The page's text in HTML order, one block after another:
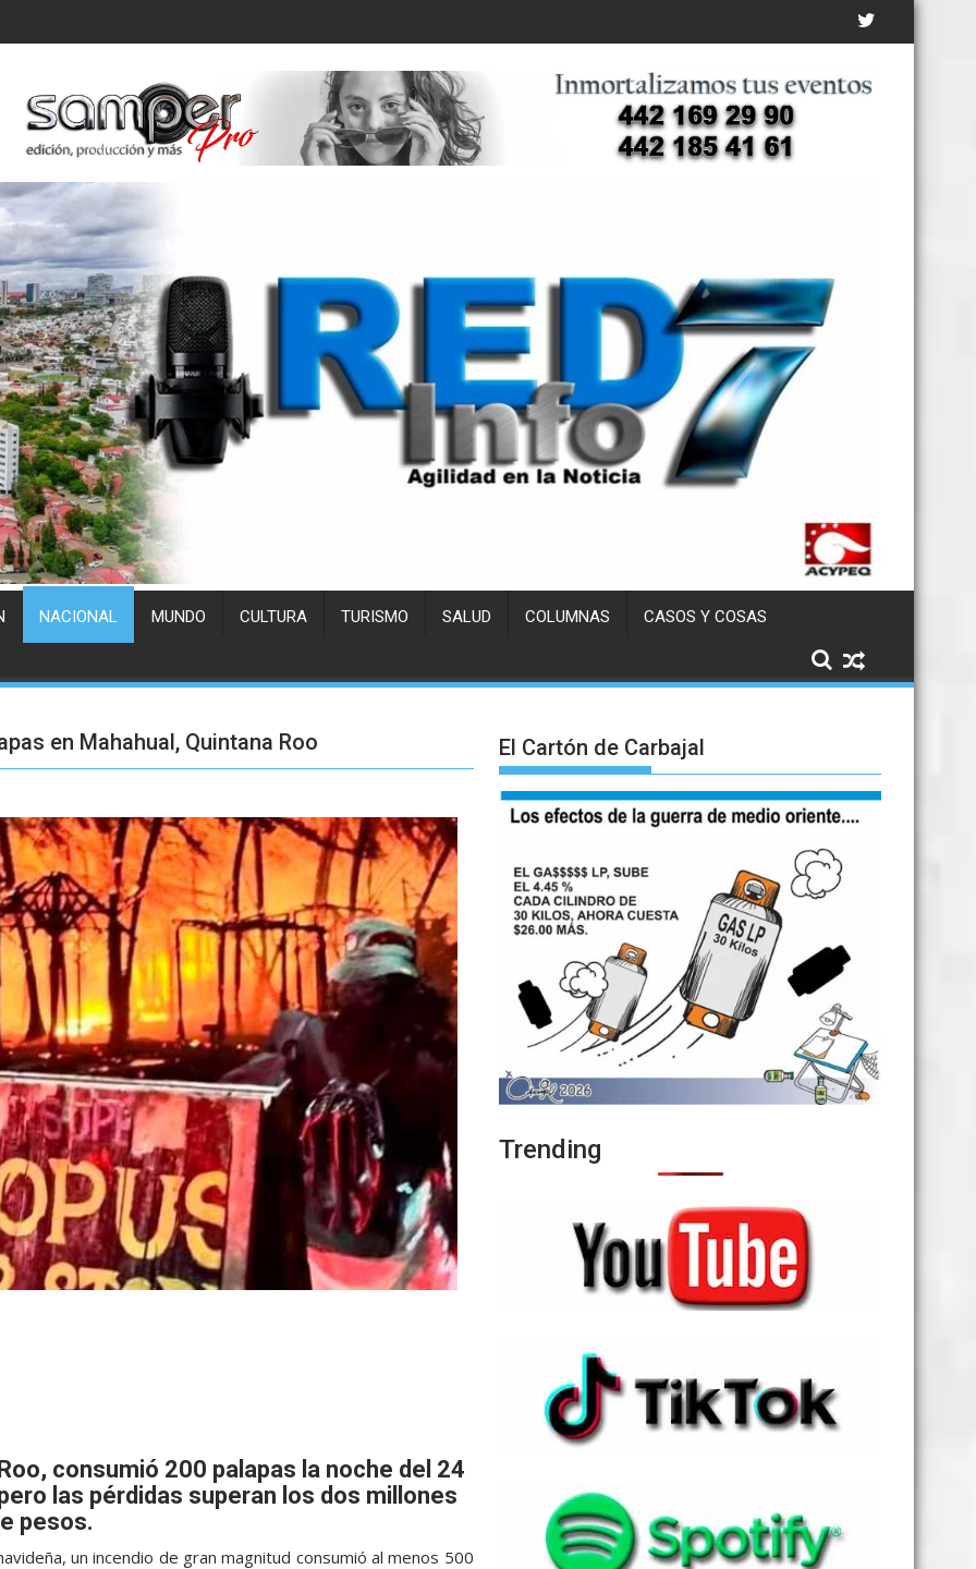
NACIONAL MUNDO CULTURA TURISMO SALUD COLUMNAS CASOS Y COSAS
en Mahahual, Quintana Roo
consumió 200 palapas la noche del 24
las pérdidas superan los dos millones
pesos.
un incendio de gran magnitud consumió al menos 500
El Cartón de Carbajal
Trending